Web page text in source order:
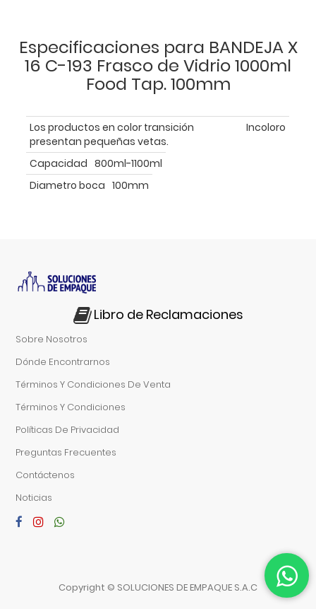
Especificaciones para BANDEJA X
16 C-193 Frasco de Vidrio 1000ml
Food Tap. 100mm
Los productos en color transición
presentan pequeñas vetas.
Incoloro
Capacidad 800ml-1100ml
Diametro boca 100mm
Libro de Reclamaciones
Sobre Nosotros
Dónde Encontrarnos
Términos Y Condiciones De Venta
Términos Y Condiciones
Políticas De Privacidad
Preguntas Frecuentes
Contáctenos
Noticias
Copyright © SOLUCIONES DE EMPAQUE S.A.C